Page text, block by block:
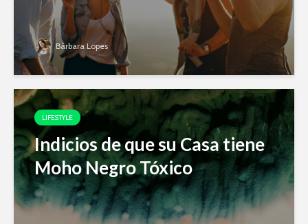
Bárbara Lopes
LIFESTYLE
Indicios de que su Casa tiene
Moho Negro Tóxico